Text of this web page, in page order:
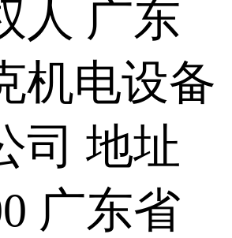
人 广东
机电设备
司 地址
广东省